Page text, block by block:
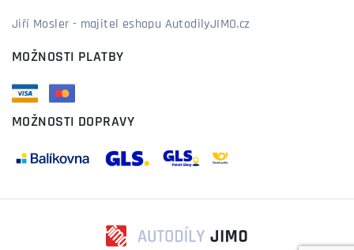
Jiří Mosler - majitel eshopu AutodilyJIMO.cz
MOŽNOSTI PLATBY
MOŽNOSTI DOPRAVY